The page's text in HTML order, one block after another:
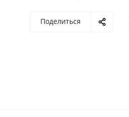
Поделиться